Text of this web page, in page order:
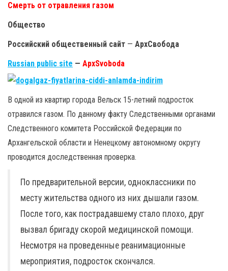
Смерть от отравления газом
Общество
Российский общественный сайт — АрхСвобода
Russian public site — ApxSvoboda
В одной из квартир города Вельск 15-летний подросток
отравился газом. По данному факту Следственными органами
Следственного комитета Российской Федерации по
Архангельской области и Ненецкому автономному округу
проводится доследственная проверка.
По предварительной версии, одноклассники по
месту жительства одного из них дышали газом.
После того, как пострадавшему стало плохо, друг
вызвал бригаду скорой медицинской помощи.
Несмотря на проведенные реанимационные
мероприятия, подросток скончался.